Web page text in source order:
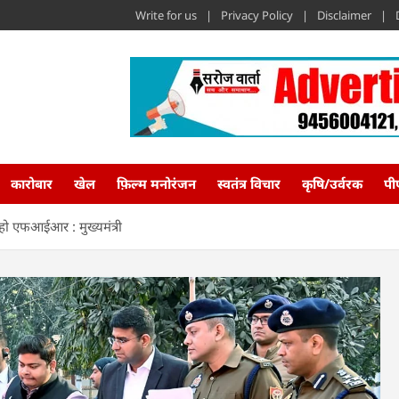
Write for us Privacy Policy Disclaimer
कारोबार खेल फ़िल्म मनोरंजन स्वतंत्र विचार कृषि/उर्वरक
हो एफआईआर : मुख्यमंत्री